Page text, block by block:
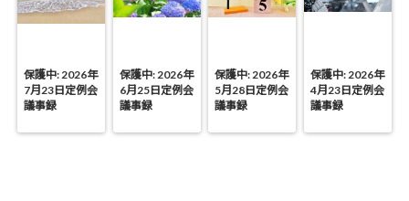
保護中: 2026年
7月23日定例会
議事録
保護中: 2026年
6月25日定例会
議事録
保護中: 2026年
5月28日定例会
議事録
保護中: 2026年
4月23日定例会
議事録